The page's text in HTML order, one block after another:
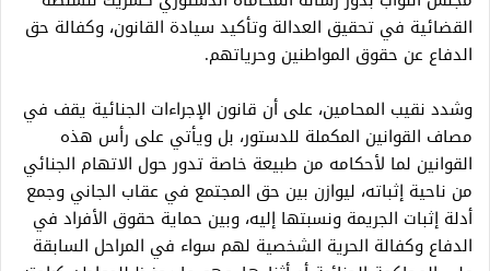
القضائية في تحقيق العدالة وتأكيد سيادة القانون، وكفالة حق
الدفاع عن حقوق المواطنين وحرياتهم.
وشدد نقيب المحامين، على أن قانون الإجراءات الجنائية يقف في
مصاف القوانين المكملة للدستور، بل ويأتي على رأس هذه
القوانين لما لأحكامه من طبيعة خاصة تدور حول الاتهام الجنائي
من ناحية إثباته، ليوازن بين حق المجتمع في عقاب الجاني وجمع
أدلة إثبات الجريمة ونسبتها إليه، وبين حماية حقوق الأفراد في
الدفاع وكفالة الحرية الشخصية لهم سواء في المراحل السابقة